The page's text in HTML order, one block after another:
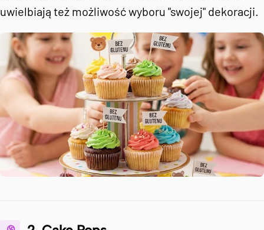
uwielbiają też możliwość wyboru "swojej" dekoracji.